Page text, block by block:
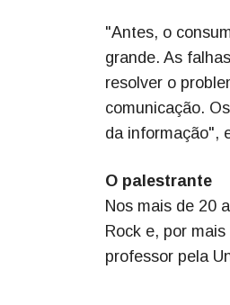
"Antes, o
grande. As
resolver o
comunicação.
da informação",
O palestrante
Nos mais de 20
Rock e, por
professor